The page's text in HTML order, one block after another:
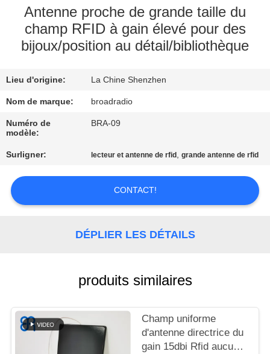
SUJET
DE
VISITE
D'USINE
CONTRÔLE
DE
QUALITÉ
CONTACTEZ-
TOUS
Antenne proche de grande taille du
champ RFID à gain élevé pour des
bijoux/position au détail/bibliothèque
Lieu d'origine: La Chine Shenzhen
Nom de marque: broadradio
Numéro de
modèle:
BRA-09
Surligner: lecteur et antenne de rfid ,grande antenne de rfid
CONTACT!
DÉPLIER LES DÉTAILS
produits similaires
Champ uniforme
d'antenne directrice du
gain 15dbi Rfid aucun